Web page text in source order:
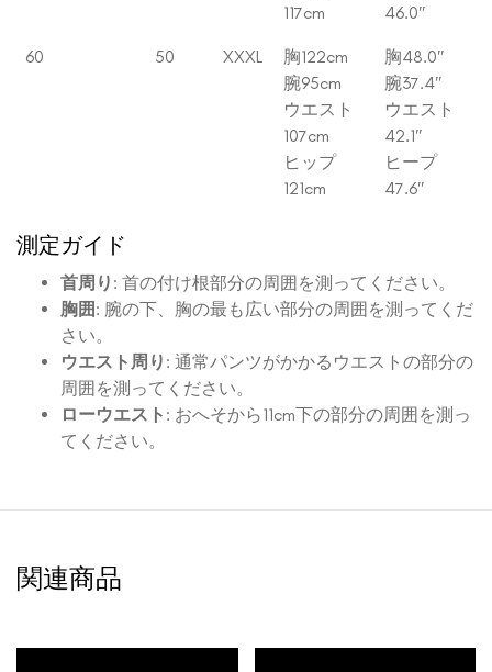
117cm
46.0″
60 50 XXXL
胸122cm
腕95cm
ウエスト
107cm
ヒップ
121cm
胸48.0″
腕37.4″
ウエスト
42.1″
ヒープ
47.6″
測定ガイド
首周り : 首の付け根部分の周囲を測ってください。
胸囲: 腕の下、胸の最も広い部分の周囲を測ってくだ
さい。
ウエスト周り : 通常パンツがかかるウエストの部分の
周囲を測ってください。
ローウエスト : おへそから11cm下の部分の周囲を測っ
てください。
関連商品